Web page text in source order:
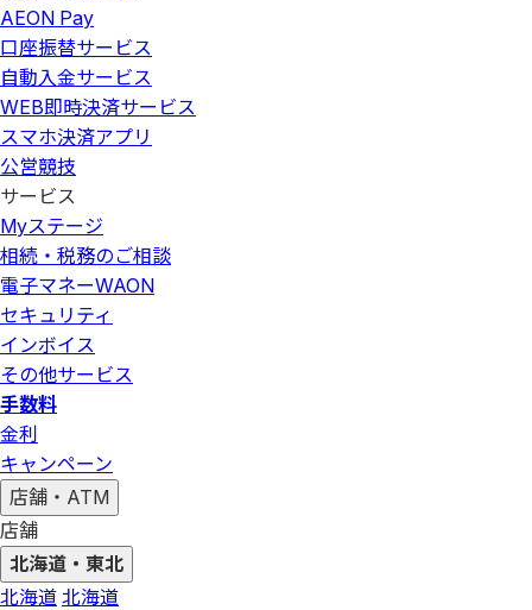
AEON Pay
口座振替サービス
自動入金サービス
WEB即時決済サービス
スマホ決済アプリ
公営競技
サービス
Myステージ
相続・税務のご相談
電子マネーWAON
セキュリティ
インボイス
その他サービス
手数料
金利
キャンペーン
店舗・ATM
店舗
北海道・東北
北海道 北海道